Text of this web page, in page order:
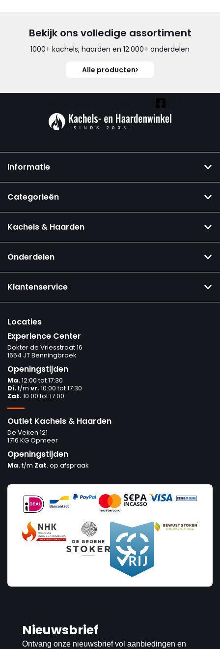
Bekijk ons volledige assortiment
1000+ kachels, haarden en 12.000+ onderdelen
Alle producten
Informatie
Categorieën
Kachels & Haarden
Onderdelen
Klantenservice
Locaties
Experience Center
Dokter de Vriesstraat 16
1654 JT Benningbroek
Openingstijden
Ma.12:00 tot 17:30
Di.t/m vr.10:00 tot 17:30
Zat.10:00 tot 17:00
Outlet Kachels & Haarden
De Veken 121
1716 KG Opmeer
Openingstijden
Ma.t/m Zat. op afspraak
Nieuwsbrief
Ontvang onze nieuwsbrief vol aanbiedingen en